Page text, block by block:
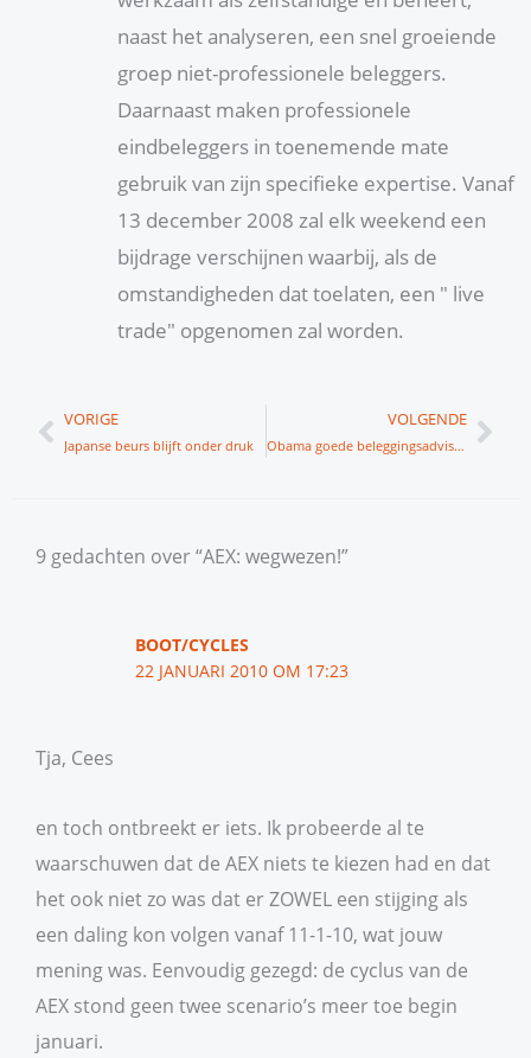
naast het analyseren, een snel groeiende
groep niet-professionele beleggers.
Daarnaast maken professionele
eindbeleggers in toenemende mate
gebruik van zijn specifieke expertise. Vanaf
13 december 2008 zal elk weekend een
bijdrage verschijnen waarbij, als de
omstandigheden dat toelaten, een " live
trade" opgenomen zal worden.
Vorige
VORIGE
Japanse beurs blijft onder druk
VOLGENDE
Obama goede beleggingsadviseur
9 gedachten over “AEX: wegwezen!”
BOOT/CYCLES
22 JANUARI 2010 OM 17:23
Tja, Cees
en toch ontbreekt er iets. Ik probeerde al te
waarschuwen dat de AEX niets te kiezen had en dat
het ook niet zo was dat er ZOWEL een stijging als
een daling kon volgen vanaf 11-1-10, wat jouw
mening was. Eenvoudig gezegd: de cyclus van de
AEX stond geen twee scenario’s meer toe begin
januari.